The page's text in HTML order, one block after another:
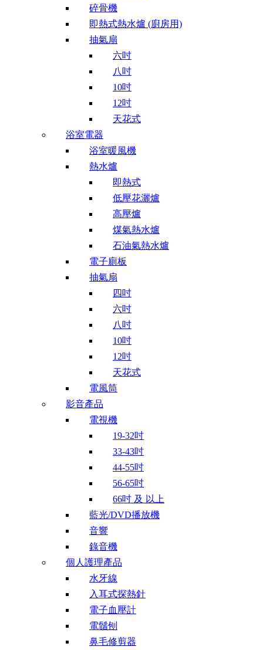
碎骨機
即熱式熱水爐 (廚房用)
抽氣扇
六吋
八吋
10吋
12吋
天花式
浴室電器
浴室暖風機
熱水爐
即熱式
低壓花灑爐
高壓爐
煤氣熱水爐
石油氣熱水爐
電子廁板
抽氣扇
四吋
六吋
八吋
10吋
12吋
天花式
電風筒
影音產品
電視機
19-32吋
33-43吋
44-55吋
56-65吋
66吋 及 以上
藍光/DVD播放機
音響
錄音機
個人護理產品
水牙線
入耳式探熱針
電子血壓計
電鬚刨
鼻毛修剪器